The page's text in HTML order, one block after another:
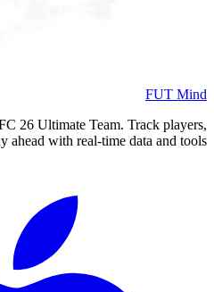
FUT Mind
26 Ultimate Team. Track players,
ahead with real-time data and tools.